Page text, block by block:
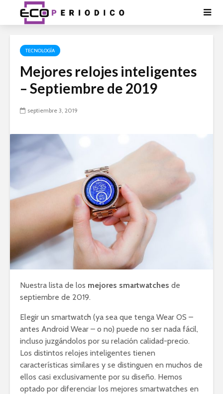
TECNOLOGÍA
Mejores relojes inteligentes
– Septiembre de 2019
septiembre 3, 2019
Nuestra lista de los mejores smartwatches de
septiembre de 2019.
Elegir un smartwatch (ya sea que tenga Wear OS –
antes Android Wear – o no) puede no ser nada fácil,
incluso juzgándolos por su relación calidad-precio.
Los distintos relojes inteligentes tienen
características similares y se distinguen en muchos de
ellos casi exclusivamente por su diseño. Hemos
optado por diferenciar los mejores smartwatches en